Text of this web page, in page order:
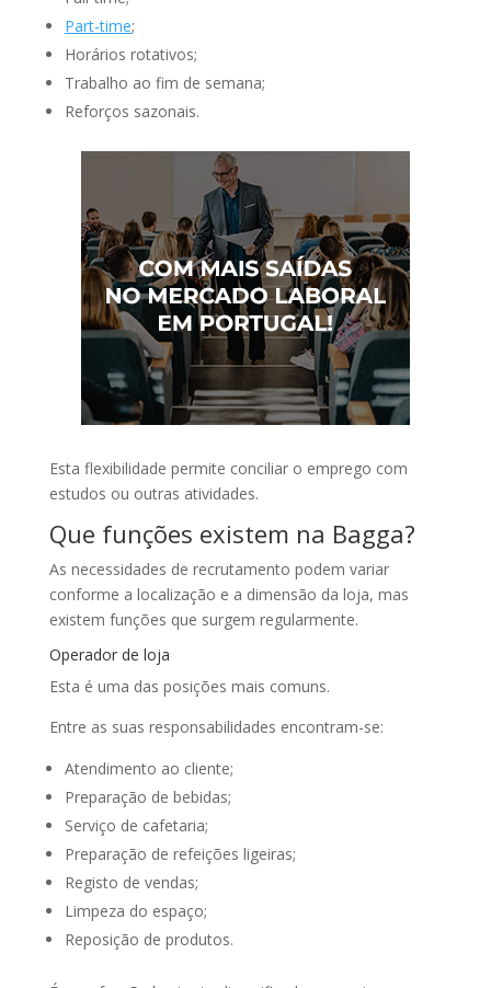
Part-time;
Horários rotativos;
Trabalho ao fim de semana;
Reforços sazonais.
Esta flexibilidade permite conciliar o emprego com
estudos ou outras atividades.
Que funções existem na Bagga?
As necessidades de recrutamento podem variar
conforme a localização e a dimensão da loja, mas
existem funções que surgem regularmente.
Operador de loja
Esta é uma das posições mais comuns.
Entre as suas responsabilidades encontram-se:
Atendimento ao cliente;
Preparação de bebidas;
Serviço de cafetaria;
Preparação de refeições ligeiras;
Registo de vendas;
Limpeza do espaço;
Reposição de produtos.